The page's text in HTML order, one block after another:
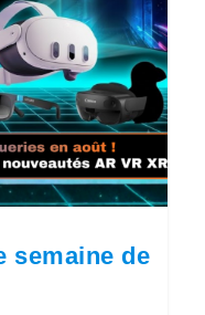
semaine de